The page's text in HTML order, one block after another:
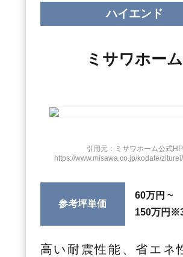
ハイエンド
ミサワホーム
引用元：ミサワホーム公式HP
https://www.misawa.co.jp/kodate/
参考坪単価
60万円 ~
150万円
高い耐震性能、省エネ